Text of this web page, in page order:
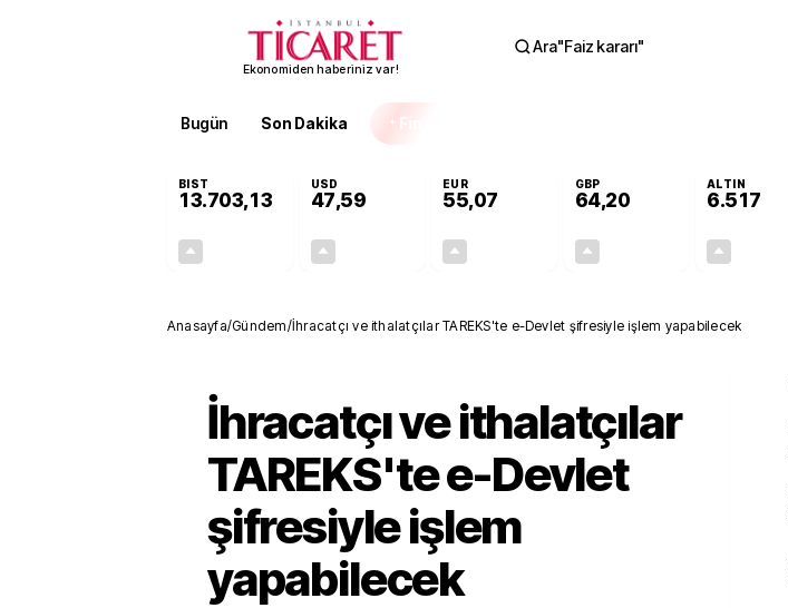
Ekonomiden haberiniz var!
Ara"Faiz kararı"
Bugün Son Dakika Finans
BIST
13.703,13
USD
47,59
EUR
55,07
GBP
64,20
ALTIN
6.517
Anasayfa/Gündem/İhracatçı ve ithalatçılar TAREKS'te e-Devlet şifresiyle işlem yapabilecek
İhracatçı ve ithalatçılar
TAREKS'te e-Devlet
şifresiyle işlem
yapabilecek